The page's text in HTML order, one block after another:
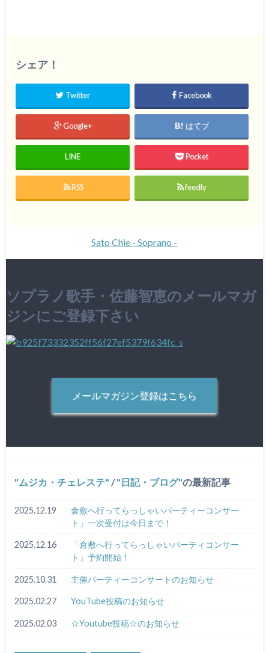
シェア！
Twitter Facebook
Google+ はてブ
LINE Pocket
RSS feedly
Sato Chie - Soprano -
ソプラノ歌手・佐藤智恵のメールマガ
ジンにご登録下さい
メールマガジン登録はこちら
ムジカ・チェレステ / 日記・ブログ の最新記事
2025.12.19
倉敷へ行ってらっしゃいパーティーコンサー
ト」一次受付は今日まで！
2025.12.16
「倉敷へ行ってらっしゃいパーティコンサー
ト」予約開始！
2025.10.31 主催パーティーコンサートのお知らせ
2025.02.27 YouTube投稿のお知らせ
2025.02.03 ☆Youtube投稿☆のお知らせ